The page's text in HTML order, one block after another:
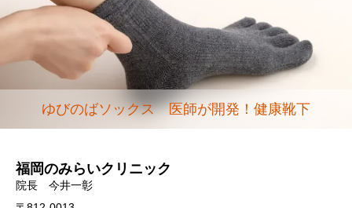
ゆびのばソックス 医師が開発！健康靴下
福岡のみらいクリニック
院長 今井一彰